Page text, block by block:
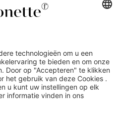
artikelen op de pagina
voorwaarden zoals vastgelegd in
zijn van toepassing.
kunnen uitgesloten zijn.
prijzen inclusief btw en zonder
genoemd of gepresenteerd zijn,
producten op de site